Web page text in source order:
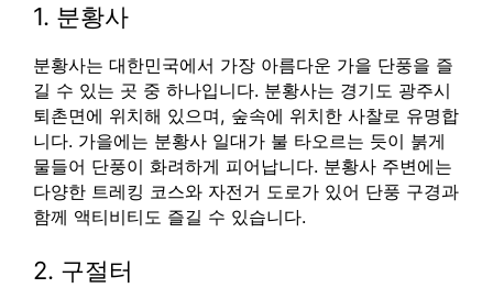
1. 분황사
분황사는 대한민국에서 가장 아름다운 가을 단풍을 즐
길 수 있는 곳 중 하나입니다. 분황사는 경기도 광주시
퇴촌면에 위치해 있으며, 숲속에 위치한 사찰로 유명합
니다. 가을에는 분황사 일대가 불 타오르는 듯이 붉게
물들어 단풍이 화려하게 피어납니다. 분황사 주변에는
다양한 트레킹 코스와 자전거 도로가 있어 단풍 구경과
함께 액티비티도 즐길 수 있습니다.
2. 구절터